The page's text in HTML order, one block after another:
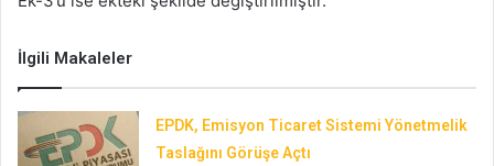
İlgili Makaleler
EPDK, Emisyon Ticaret Sistemi Yönetmelik
Taslağını Görüşe Açtı